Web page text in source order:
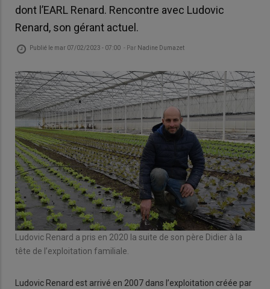
dont l’EARL Renard. Rencontre avec Ludovic
Renard, son gérant actuel.
Publié le mar 07/02/2023 - 07:00 - Par Nadine Dumazet
Ludovic Renard a pris en 2020 la suite de son père Didier à la
tête de l’exploitation familiale.
Ludovic Renard est arrivé en 2007 dans l’exploitation créée par